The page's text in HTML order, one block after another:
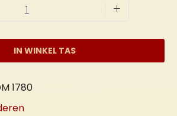
+
IN WINKEL TAS
1780